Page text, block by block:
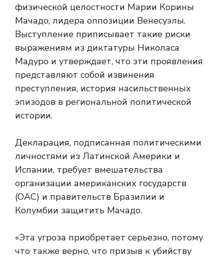
физической целостности Марии Корины
Мачадо, лидера оппозиции Венесуэлы.
Выступление приписывает такие риски
выражениям из диктатуры Николаса
Мадуро и утверждает, что эти проявления
представляют собой извинения
преступления, история насильственных
эпизодов в региональной политической
истории.
Декларация, подписанная политическими
личностями из Латинской Америки и
Испании, требует вмешательства
организации американских государств
(ОАС) и правительств Бразилии и
Колумбии защитить Мачадо.
«Эта угроза приобретает серьезно, потому
что также верно, что призыв к убийству